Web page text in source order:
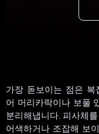
가장 돋보이는 점은
어 머리카락이나 보풀
분리해냅니다. 피사체
어색하거나 조잡해 보